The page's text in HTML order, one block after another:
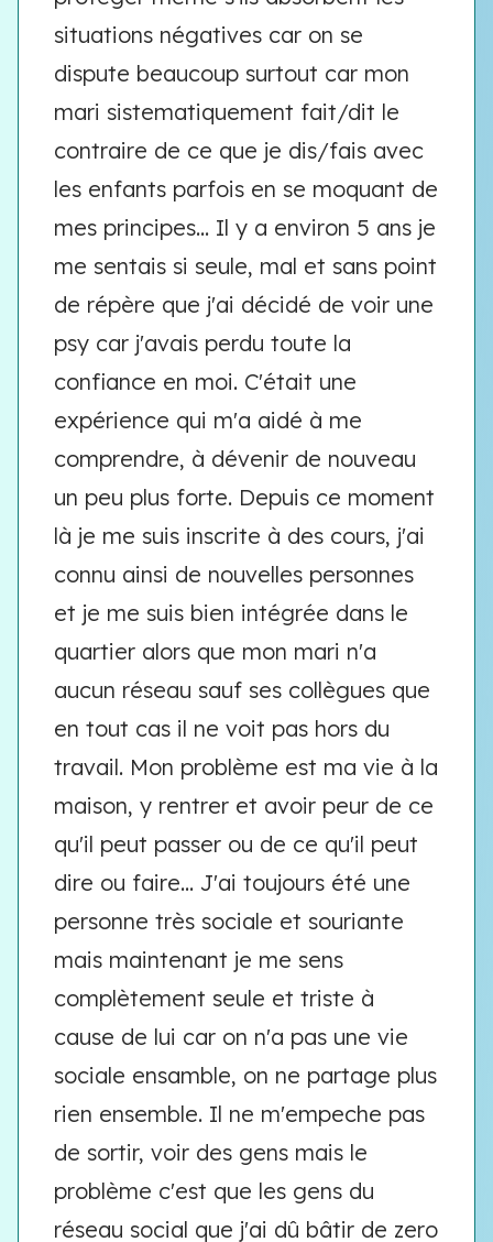
situations négatives car on se
dispute beaucoup surtout car mon
mari sistematiquement fait/dit le
contraire de ce que je dis/fais avec
les enfants parfois en se moquant de
mes principes... Il y a environ 5 ans je
me sentais si seule, mal et sans point
de répère que j'ai décidé de voir une
psy car j'avais perdu toute la
confiance en moi. C'était une
expérience qui m'a aidé à me
comprendre, à dévenir de nouveau
un peu plus forte. Depuis ce moment
là je me suis inscrite à des cours, j'ai
connu ainsi de nouvelles personnes
et je me suis bien intégrée dans le
quartier alors que mon mari n'a
aucun réseau sauf ses collègues que
en tout cas il ne voit pas hors du
travail. Mon problème est ma vie à la
maison, y rentrer et avoir peur de ce
qu'il peut passer ou de ce qu'il peut
dire ou faire... J'ai toujours été une
personne très sociale et souriante
mais maintenant je me sens
complètement seule et triste à
cause de lui car on n'a pas une vie
sociale ensamble, on ne partage plus
rien ensemble. Il ne m'empeche pas
de sortir, voir des gens mais le
problème c'est que les gens du
réseau social que j'ai dû bâtir de zero